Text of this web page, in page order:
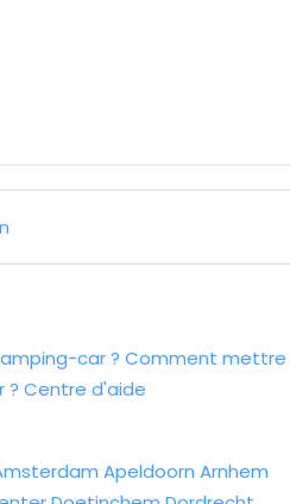
car ? Comment mettre
? Centre d'aide
Apeldoorn Arnhem